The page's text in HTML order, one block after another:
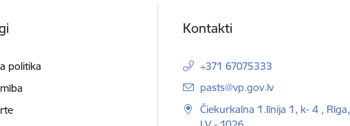
politika
Kontakti
+371 67075333
E-pasts:
pasts@vp.gov.lv
Čiekurkalna 1.līnija 1, k- 4 , Rīga,